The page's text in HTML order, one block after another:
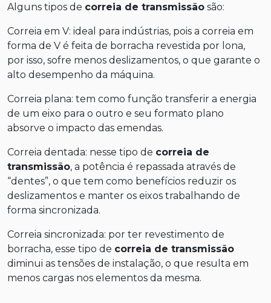
Alguns tipos de correia de transmissão são:
Correia em V: ideal para indústrias, pois a correia em
forma de V é feita de borracha revestida por lona,
por isso, sofre menos deslizamentos, o que garante o
alto desempenho da máquina.
Correia plana: tem como função transferir a energia
de um eixo para o outro e seu formato plano
absorve o impacto das emendas.
Correia dentada: nesse tipo de correia de
transmissão, a potência é repassada através de
“dentes”, o que tem como benefícios reduzir os
deslizamentos e manter os eixos trabalhando de
forma sincronizada.
Correia sincronizada: por ter revestimento de
borracha, esse tipo de correia de transmissão
diminui as tensões de instalação, o que resulta em
menos cargas nos elementos da mesma.